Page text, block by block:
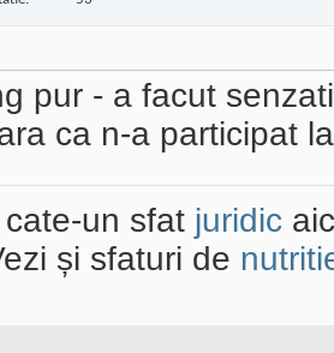
pur - a facut
ca n-a participat
un sfat juridic
și sfaturi de